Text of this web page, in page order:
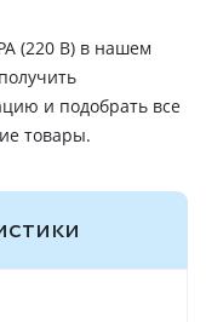
(220 В) в нашем
и подобрать все
товары.